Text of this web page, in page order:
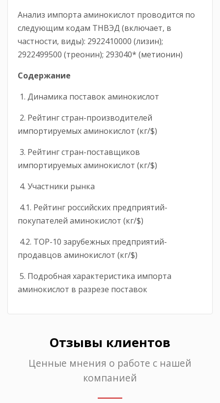
Анализ импорта аминокислот проводится по
следующим кодам ТНВЭД (включает, в
частности, виды): 2922410000 (лизин);
2922499500 (треонин); 293040* (метионин)
Содержание
1. Динамика поставок аминокислот
2. Рейтинг стран-производителей
импортируемых аминокислот (кг/$)
3. Рейтинг стран-поставщиков
импортируемых аминокислот (кг/$)
4. Участники рынка
4.1. Рейтинг российских предприятий-
покупателей аминокислот (кг/$)
4.2. ТОР-10 зарубежных предприятий-
продавцов аминокислот (кг/$)
5. Подробная характеристика импорта
аминокислот в разрезе поставок
Отзывы клиентов
Ценные мнения о работе с нашей
компанией